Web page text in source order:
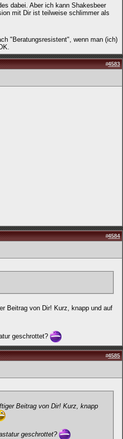
dabei. Aber ich kann Shakesbeer
mit Dir ist teilweise schlimmer als
"Beratungsresistent", wenn man (ich)
#4583
#4584
Beitrag von Dir! Kurz, knapp und auf
geschrottet?
#4585
Beitrag von Dir! Kurz, knapp
geschrottet?